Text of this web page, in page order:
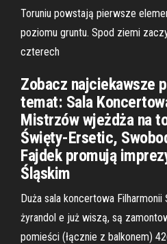
Toruniu powstają pierwsze
poziomu gruntu. Spod ziemi
czterech
Zobacz najciekawsze
temat: Sala
Mistrzów wjeżdża na
Święty-Ersetic,
Fajdek promują
Śląskim
Duża sala koncertowa
żyrandol e już wiszą, są
pomieści (łącznie z balkonem)